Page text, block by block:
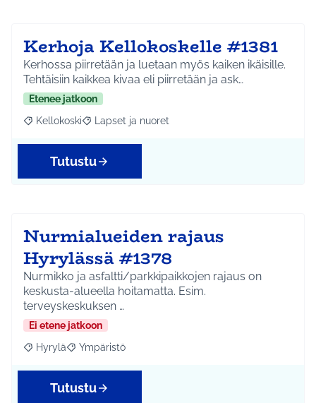
Kerhoja Kellokoskelle #1381
Kerhossa piirretään ja luetaan myös kaiken ikäisille.
Tehtäisiin kaikkea kivaa eli piirretään ja ask…
Etenee jatkoon
Rajaa tulokset aihepiirin mukaan: Kellokoski
Kellokoski Rajaa tulokset teeman mukaan: Lapset ja nuoret
Lapset ja nuoret
Tutustu
Nurmialueiden rajaus
Hyrylässä #1378
Nurmikko ja asfaltti/parkkipaikkojen rajaus on
keskusta-alueella hoitamatta. Esim.
terveyskeskuksen …
Ei etene jatkoon
Rajaa tulokset aihepiirin mukaan: Hyrylä
Hyrylä Rajaa tulokset teeman mukaan: Ympäristö
Ympäristö
Tutustu